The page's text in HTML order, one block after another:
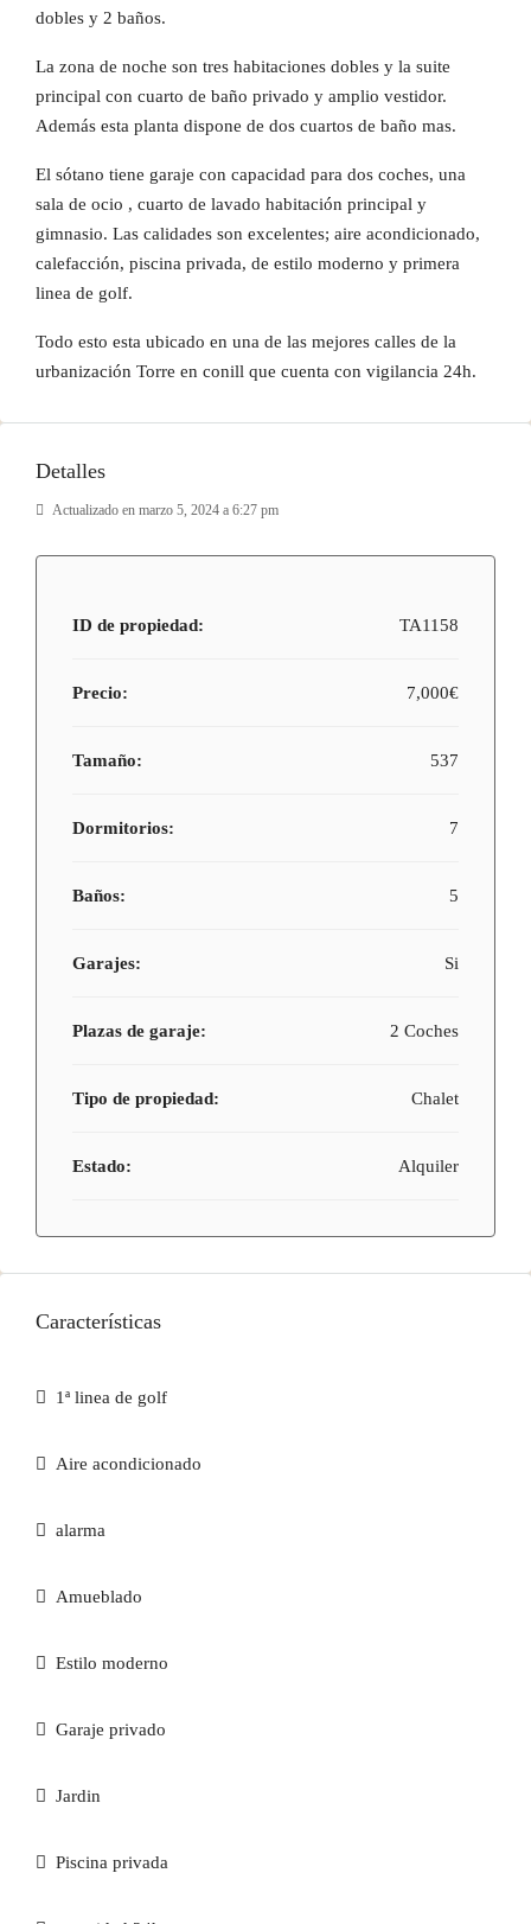
dobles y 2 baños.
La zona de noche son tres habitaciones dobles y la suite
principal con cuarto de baño privado y amplio vestidor.
Además esta planta dispone de dos cuartos de baño mas.
El sótano tiene garaje con capacidad para dos coches, una
sala de ocio , cuarto de lavado habitación principal y
gimnasio. Las calidades son excelentes; aire acondicionado,
calefacción, piscina privada, de estilo moderno y primera
linea de golf.
Todo esto esta ubicado en una de las mejores calles de la
urbanización Torre en conill que cuenta con vigilancia 24h.
Detalles
Actualizado en marzo 5, 2024 a 6:27 pm
ID de propiedad: TA1158
Precio: 7,000€
Tamaño: 537
Dormitorios: 7
Baños: 5
Garajes: Si
Plazas de garaje: 2 Coches
Tipo de propiedad: Chalet
Estado: Alquiler
Características
1ª linea de golf
Aire acondicionado
alarma
Amueblado
Estilo moderno
Garaje privado
Jardin
Piscina privada